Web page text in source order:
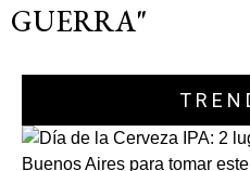
GUERRA"